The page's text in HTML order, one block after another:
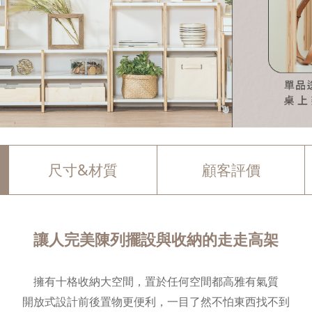
尺寸&材質 顧客評價
讓人完美陳列擺設與收納的走走高架
擁有十格收納大空間，置於任何空間都高雅有氣質
開放式設計前後置物更便利，一目了然不怕東西找不到